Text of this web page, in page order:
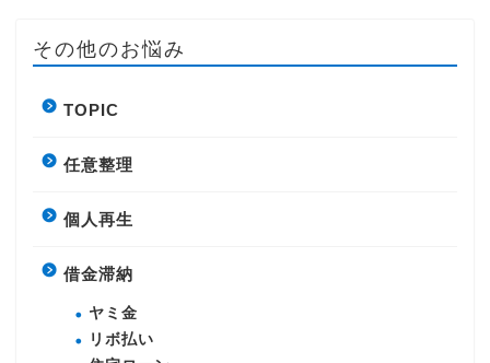
その他のお悩み
TOPIC
任意整理
個人再生
借金滞納
ヤミ金
リボ払い